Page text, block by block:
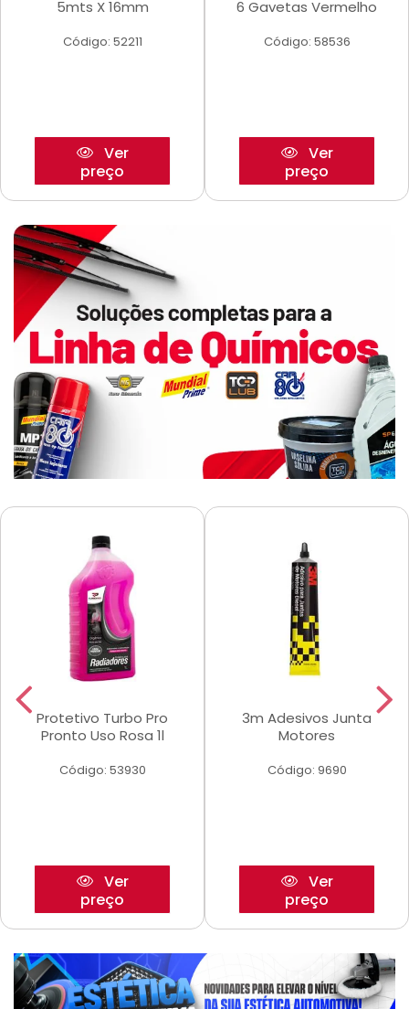
5mts X 16mm
Código: 52211
Ver
preço
6 Gavetas Vermelho
Código: 58536
Ver
preço
Protetivo Turbo Pro
Pronto Uso Rosa 1l
Código: 53930
Ver
preço
3m Adesivos Junta
Motores
Código: 9690
Ver
preço